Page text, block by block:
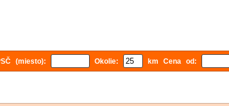
(miesto): Okolie: km Cena od: